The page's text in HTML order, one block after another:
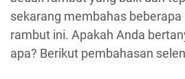
sekarang membahas beberapa
rambut ini. Apakah Anda
apa? Berikut pembahasan